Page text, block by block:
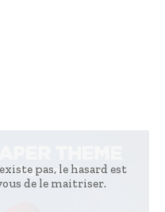
pas, le hasard est
de le maitriser.